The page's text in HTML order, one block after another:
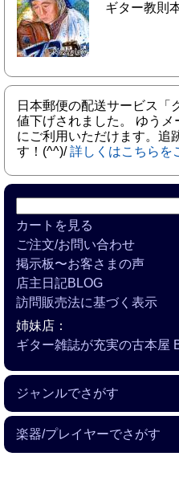
ギター教則
日本郵便の配送サービス「
値下げされました。 ゆうメ
にご利用いただけます。追
す！(^^)/詳しくはこちらを
カートを見る
ご注文/お問い合わせ
掲示板〜お客さまの声
店主日記BLOG
訪問販売法に基づく表示
姉妹店：
ギター雑誌が充実の古本屋
ジャンルでさがす
フラメンコ
ラテンアメリカの音楽
キューバの音楽
Ｒ＆Ｂ
クラシック
映画音楽
日本のフォーク
演歌
アジアの音楽
カセットテープ
楽器/プレイヤーでさがす
ヨーロッパ＆アフリカのバ